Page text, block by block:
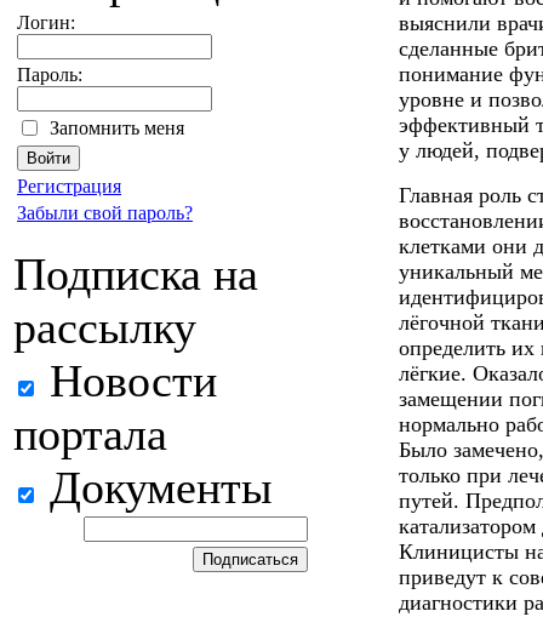
Логин:
Пароль:
Запомнить меня
Регистрация
Забыли свой пароль?
Подписка на
рассылку
Новости
портала
Документы
выяснили
сделанные
понимание
уровне и
эффективный
у людей,
Главная роль
клетками они
уникальный
лёгочной
определить
лёгкие.
замещении
нормально
Было
только при
путей.
Клиницисты
приведут к
диагностики